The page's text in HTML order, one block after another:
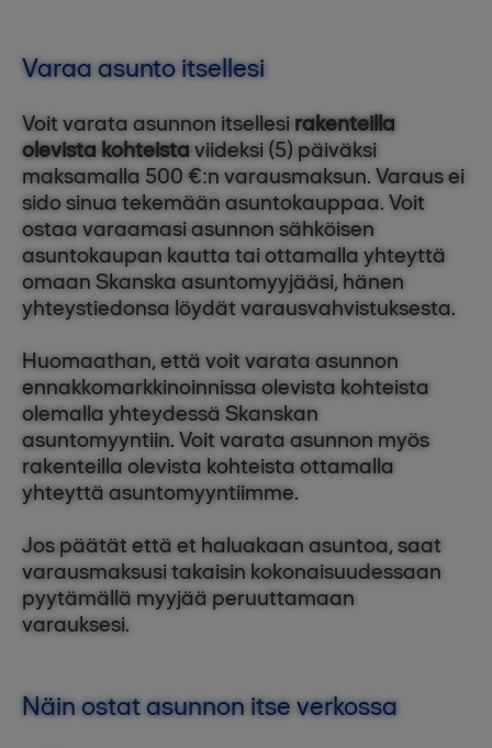
Varaa asunto itsellesi
Voit varata asunnon itsellesirakenteilla
olevista kohteistaviideksi (5) päiväksi
maksamalla 500 €:n varausmaksun. Varaus ei
sido sinua tekemään asuntokauppaa. Voit
ostaa varaamasi asunnon sähköisen
asuntokaupan kautta tai ottamalla yhteyttä
omaan Skanska asuntomyyjääsi, hänen
yhteystiedonsa löydät varausvahvistuksesta.
Huomaathan, että voit varata asunnon
ennakkomarkkinoinnissa olevista kohteista
olemalla yhteydessä Skanskan
asuntomyyntiin. Voit varata asunnon myös
rakenteilla olevista kohteista ottamalla
yhteyttä asuntomyyntiimme.
Jos päätät että et haluakaan asuntoa, saat
varausmaksusi takaisin kokonaisuudessaan
pyytämällä myyjää peruuttamaan
varauksesi.
Näin ostat asunnon itse verkossa